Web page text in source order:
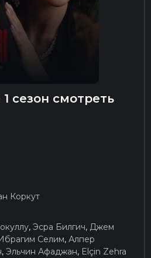
сезон смотреть
Коркут
, Эсра Билгич, Джем
Ибрагим Селим, Алпер
, Эльчин Афаджан, Elçin Zehra